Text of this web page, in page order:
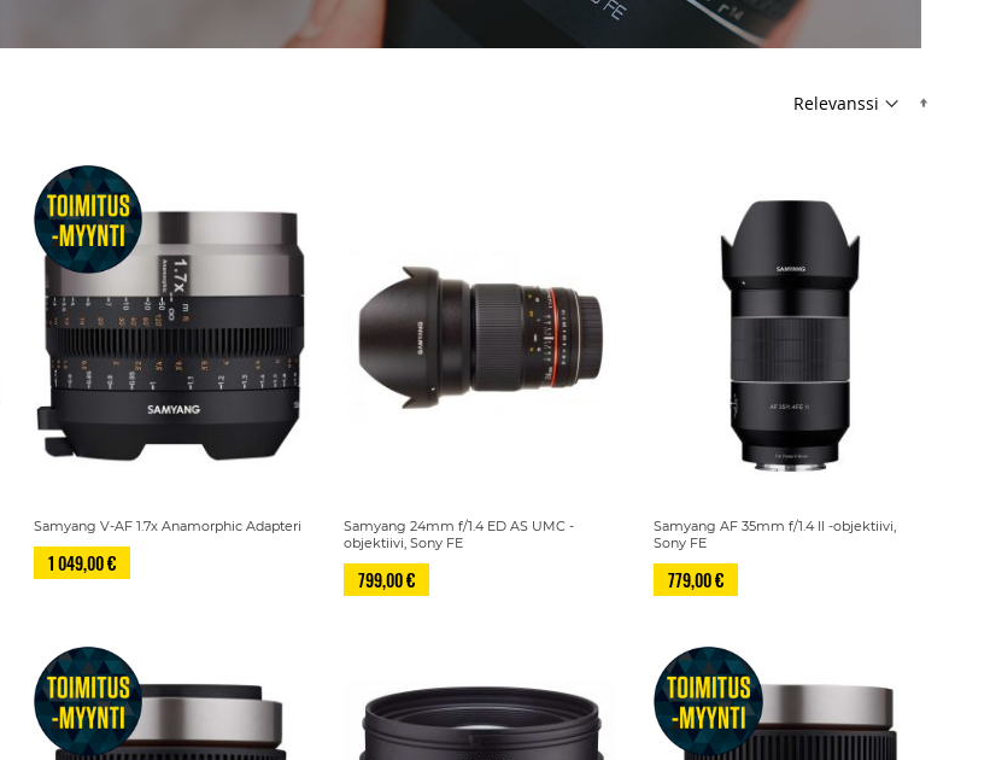
Samyang V-AF 1.7x Anamorphic Adapteri
1 049,00 €
Samyang 24mm f/1.4 ED AS UMC -
objektiivi, Sony FE
799,00 €
Samyang AF 35mm f/1.4 II -objektiivi,
Sony FE
779,00 €